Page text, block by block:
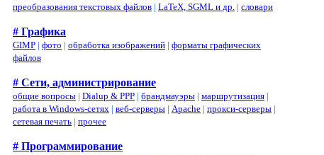
преобразования текстовых файлов | LaTeX, SGML и др. | словари
# Графика
GIMP | фото | обработка изображений | форматы графических
файлов
# Сети, администрирование
общие вопросы | Dialup & PPP | брандмауэры | маршрутизация |
работа в Windows-сетях | веб-серверы | Apache | прокси-серверы |
сетевая печать | прочее
# Программирование